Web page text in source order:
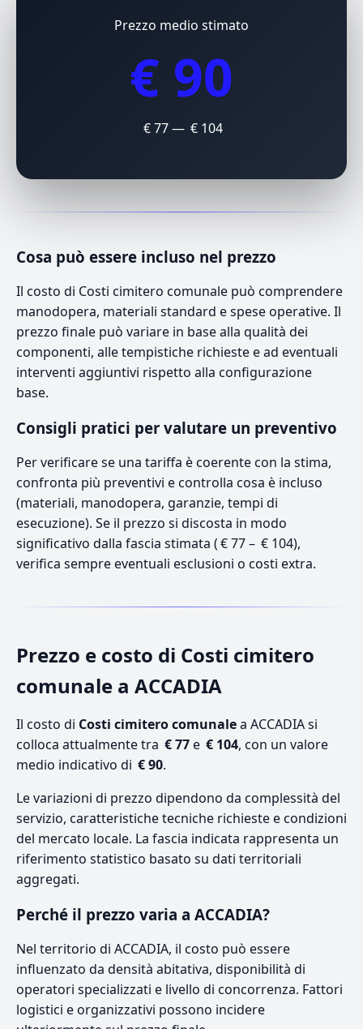
Prezzo medio stimato
€ 90
€ 77 — € 104
Cosa può essere incluso nel prezzo
Il costo di Costi cimitero comunale può comprendere
manodopera, materiali standard e spese operative. Il
prezzo finale può variare in base alla qualità dei
componenti, alle tempistiche richieste e ad eventuali
interventi aggiuntivi rispetto alla configurazione
base.
Consigli pratici per valutare un preventivo
Per verificare se una tariffa è coerente con la stima,
confronta più preventivi e controlla cosa è incluso
(materiali, manodopera, garanzie, tempi di
esecuzione). Se il prezzo si discosta in modo
significativo dalla fascia stimata ( € 77 – € 104),
verifica sempre eventuali esclusioni o costi extra.
Prezzo e costo di Costi cimitero
comunale a ACCADIA
Il costo di Costi cimitero comunalea ACCADIA si
colloca attualmente tra € 77e € 104, con un valore
medio indicativo di € 90.
Le variazioni di prezzo dipendono da complessità del
servizio, caratteristiche tecniche richieste e condizioni
del mercato locale. La fascia indicata rappresenta un
riferimento statistico basato su dati territoriali
aggregati.
Perché il prezzo varia a ACCADIA?
Nel territorio di ACCADIA, il costo può essere
influenzato da densità abitativa, disponibilità di
operatori specializzati e livello di concorrenza. Fattori
logistici e organizzativi possono incidere